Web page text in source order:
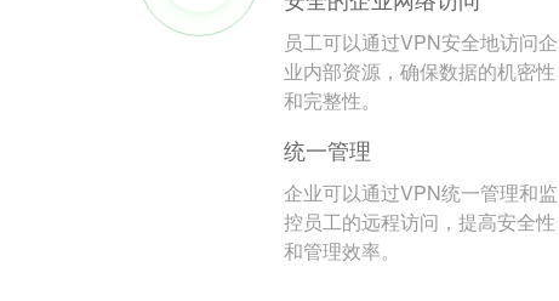
员工可以通过VPN安全地访问企
业内部资源，确保数据的机密性
和完整性。
统一管理
企业可以通过VPN统一管理和监
控员工的远程访问，提高安全性
和管理效率。